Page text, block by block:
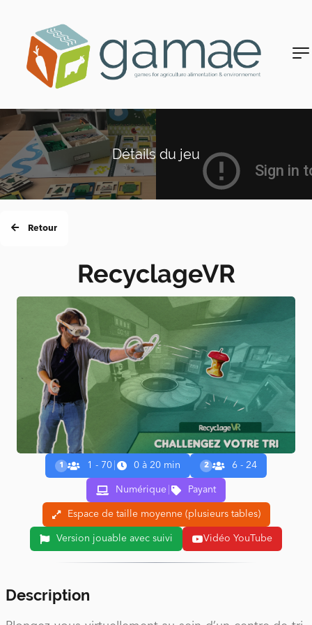
Détails du jeu
Retour
RecyclageVR
1 1 - 70 0 à 20 min 2 6 - 24
Numérique Payant
Espace de taille moyenne (plusieurs tables)
Version jouable avec suivi Vidéo YouTube
Description